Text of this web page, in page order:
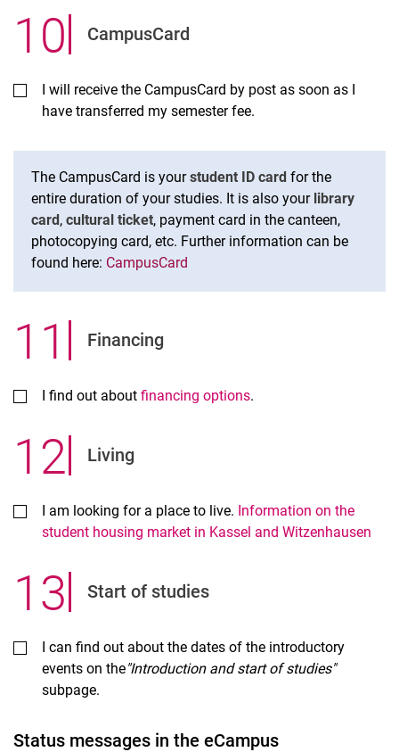
10. CampusCard
I will receive the CampusCard by post as soon as I
have transferred my semester fee.
The CampusCard is yourstudent ID card for the
entire duration of your studies. It is also your library
card, cultural ticket, payment card in the canteen,
photocopying card, etc. Further information can be
found here: CampusCard
11. Financing
I find out about financing options.
12. Living
I am looking for a place to live. Information on the
student housing market in Kassel and Witzenhausen
13. Start of studies
I can find out about the dates of the introductory
events on the"Introduction and start of studies"
subpage.
Status messages in the eCampus